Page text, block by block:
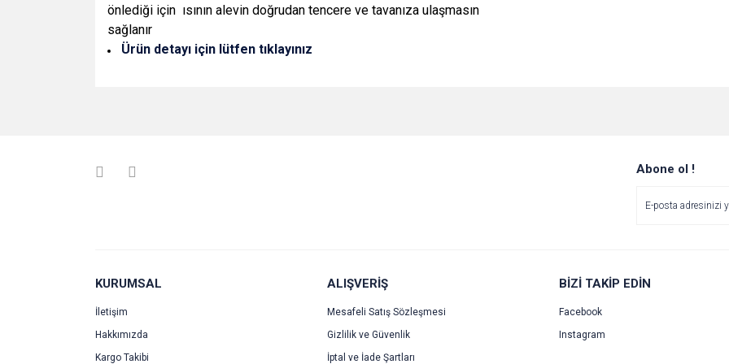
önlediği için ısının alevin doğrudan tencere ve tavanıza ulaşmasın
sağlanır
Ürün detayı için lütfen tıklayınız
Abone ol !
KURUMSAL
İletişim
Hakkımızda
Kargo Takibi
ALIŞVERİŞ
Mesafeli Satış Sözleşmesi
Gizlilik ve Güvenlik
İptal ve İade Şartları
BİZİ TAKİP EDİN
Facebook
Instagram